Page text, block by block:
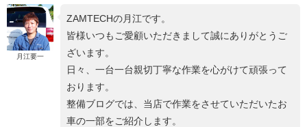
月江要一
ZAMTECHの月江です。
皆様いつもご愛顧いただきまして誠にありがとうご
ざいます。
日々、一台一台親切丁寧な作業を心がけて頑張って
おります。
整備ブログでは、当店で作業をさせていただいたお
車の一部をご紹介します。